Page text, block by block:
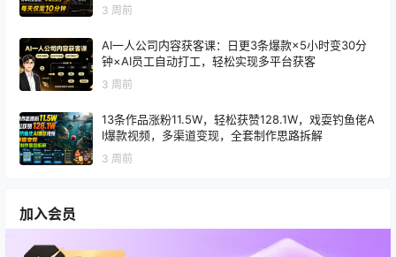
3 周前
AI一人公司内容获客课：日更3条爆款×5小时变30分
钟×AI员工自动打工，轻松实现多平台获客
3 周前
13条作品涨粉11.5W，轻松获赞128.1W，戏耍钓鱼佬A
I爆款视频，多渠道变现，全套制作思路拆解
3 周前
加入会员